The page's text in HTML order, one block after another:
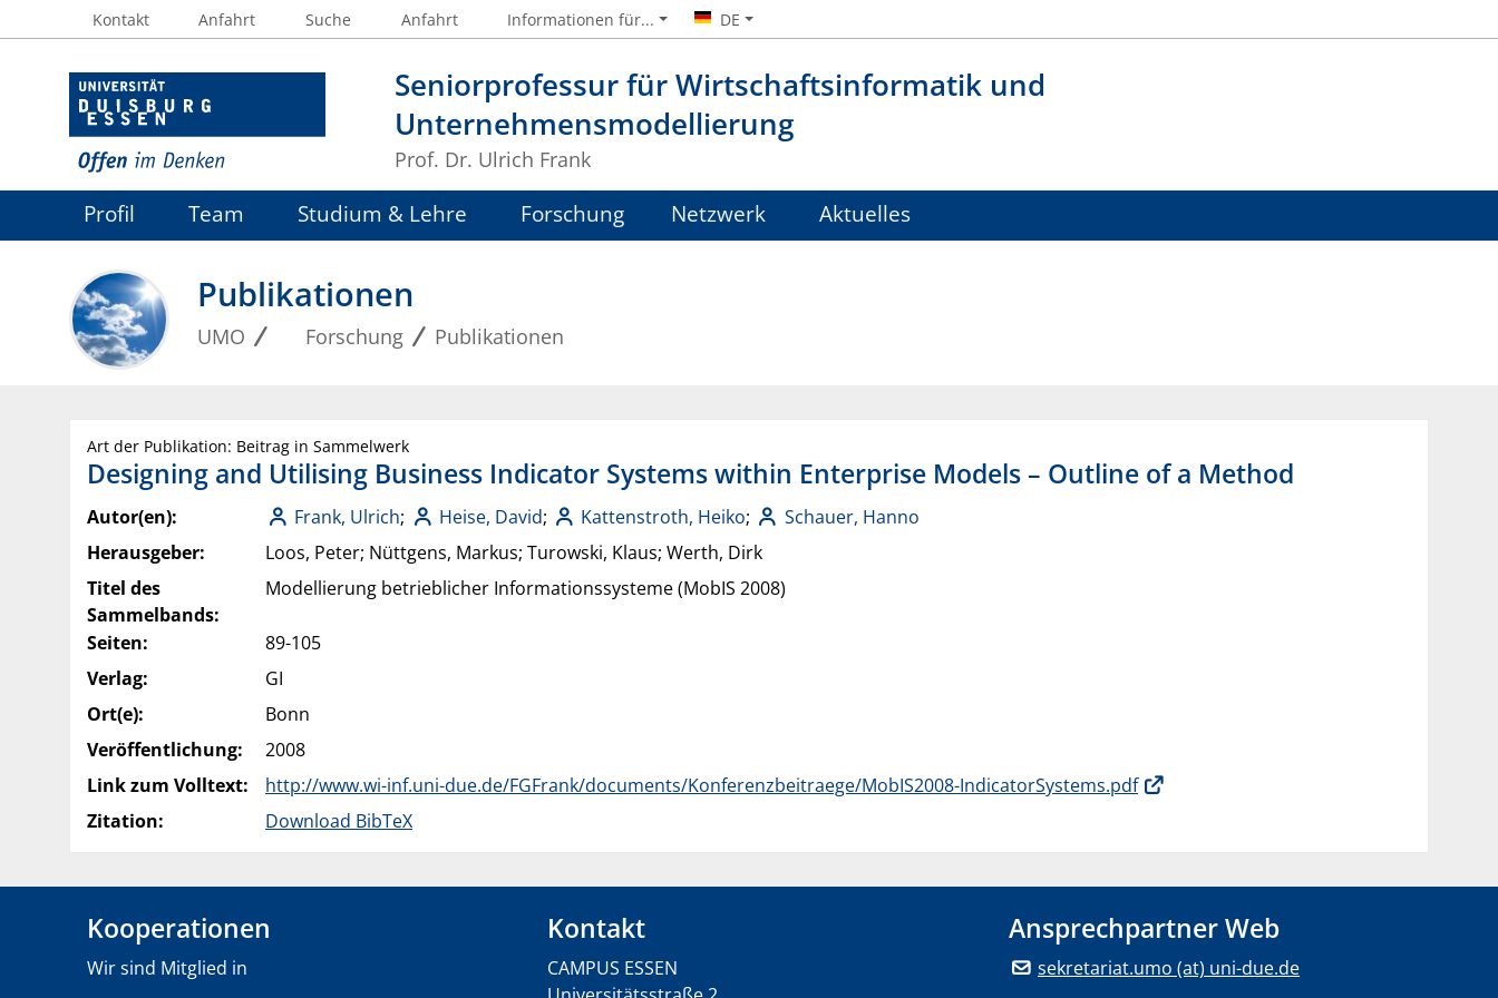
Seniorprofessur für Wirtschaftsinformatik und
Unternehmensmodellierung
Prof. Dr. Ulrich Frank
Kontakt Anfahrt Suche Anfahrt Informationen für... DE
Profil Team Studium & Lehre Forschung Netzwerk Aktuelles
Publikationen
UMO Forschung Publikationen
Art der Publikation: Beitrag in Sammelwerk
Designing and Utilising Business Indicator Systems within Enterprise Models – Outline of a Method
Autor(en): Frank, Ulrich; Heise, David; Kattenstroth, Heiko;
Schauer, Hanno
Herausgeber:
Loos, Peter; Nüttgens, Markus; Turowski, Klaus; Werth, Dirk
Titel des
Sammelbands:
Modellierung betrieblicher Informationssysteme (MobIS 2008)
Seiten:
89-105
Verlag:
GI
Ort(e):
Bonn
Veröffentlichung:
2008
Link zum Volltext:
http://www.wi-inf.uni-due.de/FGFrank/documents/Konferenzbeitraege/MobIS2008-IndicatorSystems.pdf
Zitation:
Download BibTeX
Kooperationen
Wir sind Mitglied in
Kontakt
CAMPUS ESSEN
Ansprechpartner Web
sekretariat.umo (at) uni-due.de